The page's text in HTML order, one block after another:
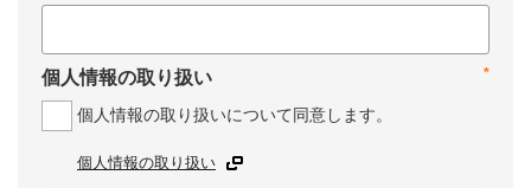
*
個人情報の取り扱い
個人情報の取り扱いについて同意します。
個人情報の取り扱い